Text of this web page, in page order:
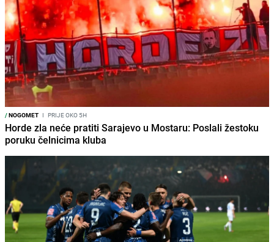
/NOGOMET I PRIJE OKO 5H
Horde zla neće pratiti Sarajevo u Mostaru: Poslali žestoku
poruku čelnicima kluba